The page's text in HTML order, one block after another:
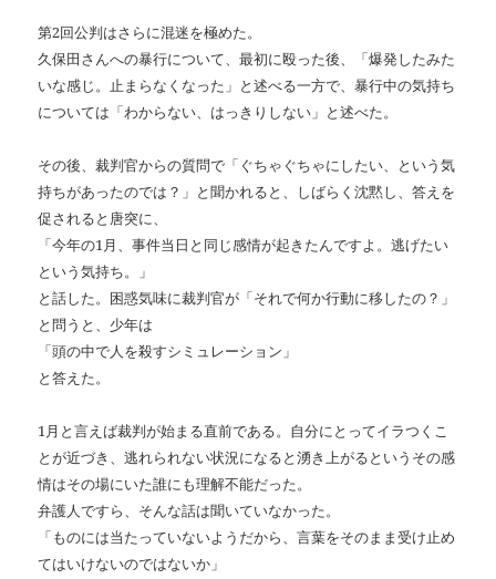
第2回公判はさらに混迷を極めた。
久保田さんへの暴行について、最初に殴った後、「爆発したみた
いな感じ。止まらなくなった」と述べる一方で、暴行中の気持ち
については「わからない、はっきりしない」と述べた。
その後、裁判官からの質問で「ぐちゃぐちゃにしたい、という気
持ちがあったのでは？」と聞かれると、しばらく沈黙し、答えを
促されると唐突に、
「今年の1月、事件当日と同じ感情が起きたんですよ。逃げたい
という気持ち。」
と話した。困惑気味に裁判官が「それで何か行動に移したの？」
と問うと、少年は
「頭の中で人を殺すシミュレーション」
と答えた。
1月と言えば裁判が始まる直前である。自分にとってイラつくこ
とが近づき、逃れられない状況になると湧き上がるというその感
情はその場にいた誰にも理解不能だった。
弁護人ですら、そんな話は聞いていなかった。
「ものには当たっていないようだから、言葉をそのまま受け止め
てはいけないのではないか」